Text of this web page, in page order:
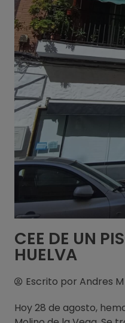
CEE DE UN
HUELVA
Escrito por Andres
Hoy 28 de agosto,